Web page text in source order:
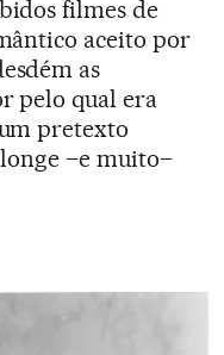
filmes de
aceito por
as
pelo qual era
pretexto
–e muito–